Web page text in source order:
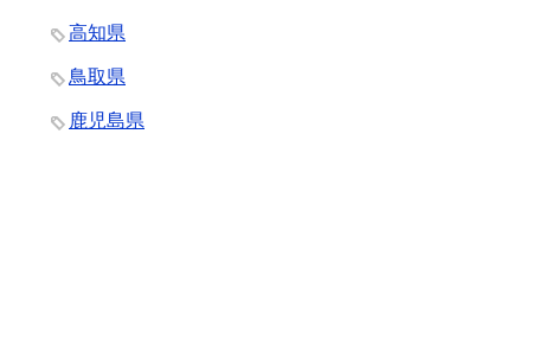
高知県
鳥取県
鹿児島県